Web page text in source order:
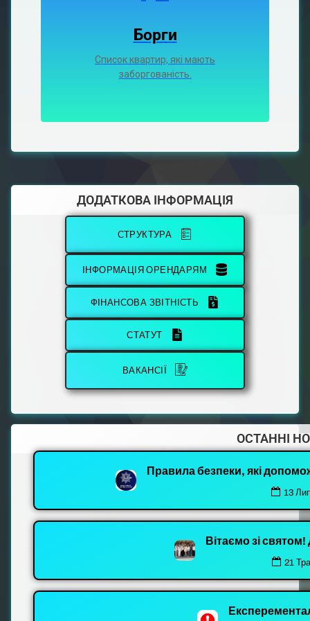
Борги
Список квартир, які мають
заборгованість.
ДОДАТКОВА ІНФОРМАЦІЯ
СТРУКТУРА
ІНФОРМАЦІЯ ОРЕНДАРЯМ
ФІНАНСОВА ЗВІТНІСТЬ
СТАТУТ
ВАКАНСІЇ
ОСТАННІ
Правила безпеки, які
13
Вітаємо зі
21